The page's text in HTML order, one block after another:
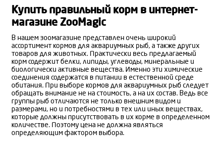
Купить правильный корм в интернет-
магазине ZooMagic
В нашем зоомагазине представлен очень широкий
ассортимент кормов для аквариумных рыб, а также других
товаров для животных. Практически весь предлагаемый
корм содержит белки, липиды, углеводы, минеральные и
биологически активные вещества. Именно эти химические
соединения содержатся в питании в естественной среде
обитания. При выборе кормов для аквариумных рыб следует
обращать внимание не на стоимость, а на их состав. Ведь все
группы рыб отличаются не только внешним видом и
размерами, но и потребностями в тех или иных веществах,
которые должны присутствовать в их корме в определенном
количестве. Поэтому цена не должна являться
определяющим фактором выбора.